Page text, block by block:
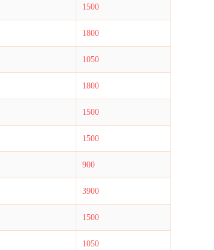
1500
1800
1050
1800
1500
1500
900
3900
1500
1050